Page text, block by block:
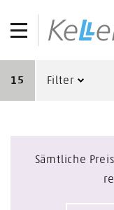
15 Filter
Sämtliche